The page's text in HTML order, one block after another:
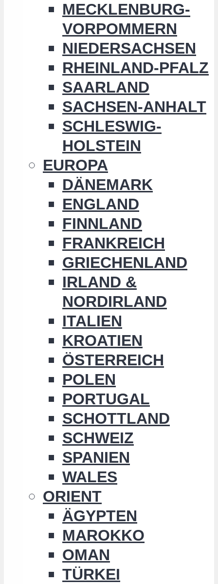
MECKLENBURG-
VORPOMMERN
NIEDERSACHSEN
RHEINLAND-PFALZ
SAARLAND
SACHSEN-ANHALT
SCHLESWIG-
HOLSTEIN
EUROPA
DÄNEMARK
ENGLAND
FINNLAND
FRANKREICH
GRIECHENLAND
IRLAND &
NORDIRLAND
ITALIEN
KROATIEN
ÖSTERREICH
POLEN
PORTUGAL
SCHOTTLAND
SCHWEIZ
SPANIEN
WALES
ORIENT
ÄGYPTEN
MAROKKO
OMAN
TÜRKEI